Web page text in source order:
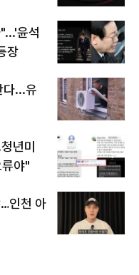
윤석
장
다...유
년미
야"
인천 아